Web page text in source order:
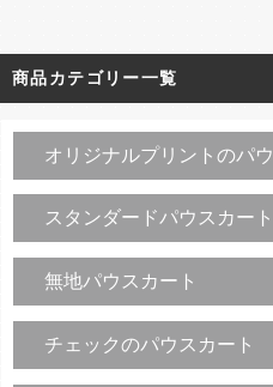
商品カテゴリー一覧
オリジナルプリントのパウ
スタンダードパウスカート
無地パウスカート
チェックのパウスカート